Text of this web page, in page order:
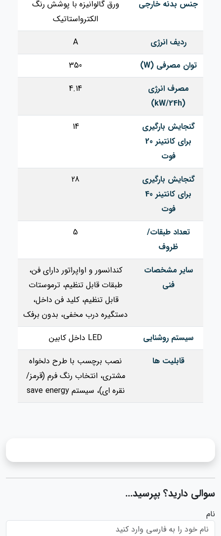
جنس بدنه خارجی
ورق گالوانیزه با پوشش رنگ
الکترواستاتیک
ردیف انرژی
A
توان مصرفی (W)
350
مصرف انرژی
(kW/24h)
4.14
گنجایش بارگیری
برای کانتینر 20
فوت
14
گنجایش بارگیری
برای کانتینر 40
فوت
28
تعداد طبقات/
ظروف
5
سایر مشخصات
فنی
کندانسور و اواپراتور دارای فن،
طبقات قابل تنظیم، ترموستات
قابل تنظیم، کلید فن داخل،
دستگیره درب مخفی، بدون برفک
سیستم روشنایی
LED داخل کابین
قابلیت ها
نصب برچسب با طرح دلخواه
مشتری، انتخاب رنگ فرم (قرمز/
نقره ای)، سیستم save energy
سوالی دارید؟ بپرسید...
نام